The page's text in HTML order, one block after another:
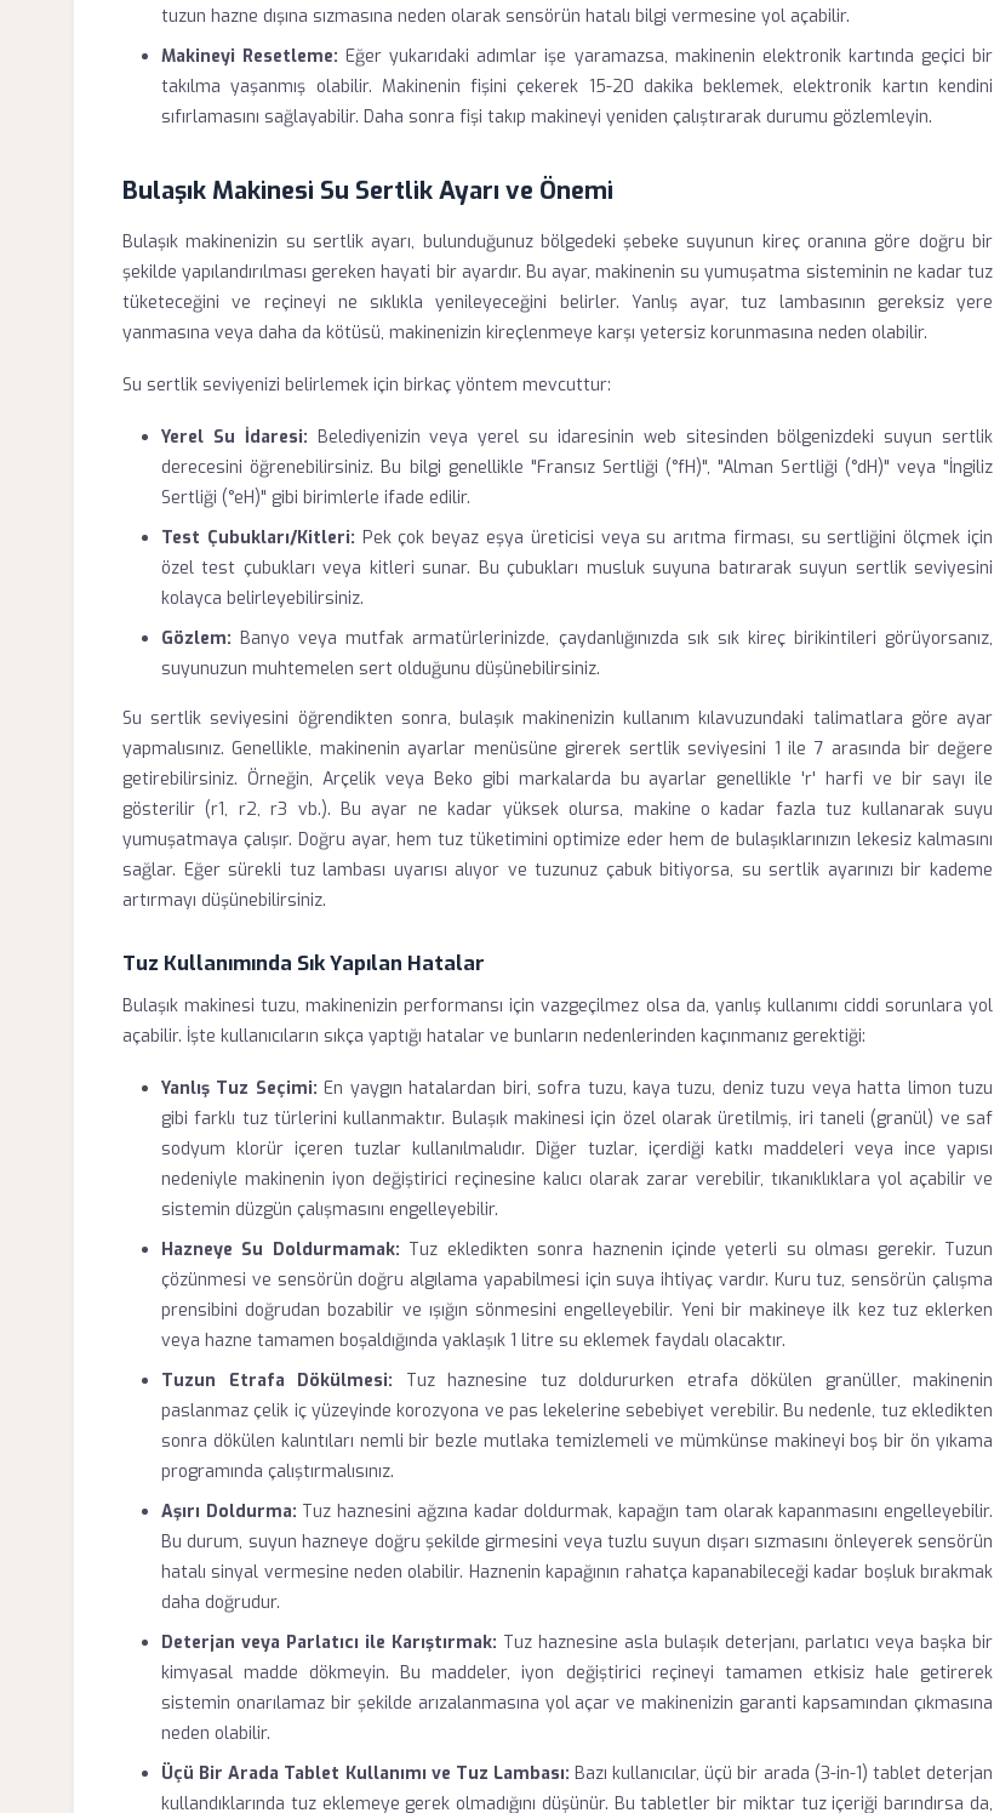
tuzun hazne dışına sızmasına neden olarak sensörün hatalı bilgi vermesine yol açabilir.
Makineyi Resetleme: Eğer yukarıdaki adımlar işe yaramazsa, makinenin elektronik kartında geçici bir
takılma yaşanmış olabilir. Makinenin fişini çekerek 15-20 dakika beklemek, elektronik kartın kendini
sıfırlamasını sağlayabilir. Daha sonra fişi takıp makineyi yeniden çalıştırarak durumu gözlemleyin.
Bulaşık Makinesi Su Sertlik Ayarı ve Önemi
Bulaşık makinenizin su sertlik ayarı, bulunduğunuz bölgedeki şebeke suyunun kireç oranına göre doğru bir
şekilde yapılandırılması gereken hayati bir ayardır. Bu ayar, makinenin su yumuşatma sisteminin ne kadar tuz
tüketeceğini ve reçineyi ne sıklıkla yenileyeceğini belirler. Yanlış ayar, tuz lambasının gereksiz yere
yanmasına veya daha da kötüsü, makinenizin kireçlenmeye karşı yetersiz korunmasına neden olabilir.
Su sertlik seviyenizi belirlemek için birkaç yöntem mevcuttur:
Yerel Su İdaresi: Belediyenizin veya yerel su idaresinin web sitesinden bölgenizdeki suyun sertlik
derecesini öğrenebilirsiniz. Bu bilgi genellikle "Fransız Sertliği (°fH)", "Alman Sertliği (°dH)" veya "İngiliz
Sertliği (°eH)" gibi birimlerle ifade edilir.
Test Çubukları/Kitleri: Pek çok beyaz eşya üreticisi veya su arıtma firması, su sertliğini ölçmek için
özel test çubukları veya kitleri sunar. Bu çubukları musluk suyuna batırarak suyun sertlik seviyesini
kolayca belirleyebilirsiniz.
Gözlem: Banyo veya mutfak armatürlerinizde, çaydanlığınızda sık sık kireç birikintileri görüyorsanız,
suyunuzun muhtemelen sert olduğunu düşünebilirsiniz.
Su sertlik seviyesini öğrendikten sonra, bulaşık makinenizin kullanım kılavuzundaki talimatlara göre ayar
yapmalısınız. Genellikle, makinenin ayarlar menüsüne girerek sertlik seviyesini 1 ile 7 arasında bir değere
getirebilirsiniz. Örneğin, Arçelik veya Beko gibi markalarda bu ayarlar genellikle 'r' harfi ve bir sayı ile
gösterilir (r1, r2, r3 vb.). Bu ayar ne kadar yüksek olursa, makine o kadar fazla tuz kullanarak suyu
yumuşatmaya çalışır. Doğru ayar, hem tuz tüketimini optimize eder hem de bulaşıklarınızın lekesiz kalmasını
sağlar. Eğer sürekli tuz lambası uyarısı alıyor ve tuzunuz çabuk bitiyorsa, su sertlik ayarınızı bir kademe
artırmayı düşünebilirsiniz.
Tuz Kullanımında Sık Yapılan Hatalar
Bulaşık makinesi tuzu, makinenizin performansı için vazgeçilmez olsa da, yanlış kullanımı ciddi sorunlara yol
açabilir. İşte kullanıcıların sıkça yaptığı hatalar ve bunların nedenlerinden kaçınmanız gerektiği:
Yanlış Tuz Seçimi: En yaygın hatalardan biri, sofra tuzu, kaya tuzu, deniz tuzu veya hatta limon tuzu
gibi farklı tuz türlerini kullanmaktır. Bulaşık makinesi için özel olarak üretilmiş, iri taneli (granül) ve saf
sodyum klorür içeren tuzlar kullanılmalıdır. Diğer tuzlar, içerdiği katkı maddeleri veya ince yapısı
nedeniyle makinenin iyon değiştirici reçinesine kalıcı olarak zarar verebilir, tıkanıklıklara yol açabilir ve
sistemin düzgün çalışmasını engelleyebilir.
Hazneye Su Doldurmamak: Tuz ekledikten sonra haznenin içinde yeterli su olması gerekir. Tuzun
çözünmesi ve sensörün doğru algılama yapabilmesi için suya ihtiyaç vardır. Kuru tuz, sensörün çalışma
prensibini doğrudan bozabilir ve ışığın sönmesini engelleyebilir. Yeni bir makineye ilk kez tuz eklerken
veya hazne tamamen boşaldığında yaklaşık 1 litre su eklemek faydalı olacaktır.
Tuzun Etrafa Dökülmesi: Tuz haznesine tuz doldururken etrafa dökülen granüller, makinenin
paslanmaz çelik iç yüzeyinde korozyona ve pas lekelerine sebebiyet verebilir. Bu nedenle, tuz ekledikten
sonra dökülen kalıntıları nemli bir bezle mutlaka temizlemeli ve mümkünse makineyi boş bir ön yıkama
programında çalıştırmalısınız.
Aşırı Doldurma: Tuz haznesini ağzına kadar doldurmak, kapağın tam olarak kapanmasını engelleyebilir.
Bu durum, suyun hazneye doğru şekilde girmesini veya tuzlu suyun dışarı sızmasını önleyerek sensörün
hatalı sinyal vermesine neden olabilir. Haznenin kapağının rahatça kapanabileceği kadar boşluk bırakmak
daha doğrudur.
Deterjan veya Parlatıcı ile Karıştırmak: Tuz haznesine asla bulaşık deterjanı, parlatıcı veya başka bir
kimyasal madde dökmeyin. Bu maddeler, iyon değiştirici reçineyi tamamen etkisiz hale getirerek
sistemin onarılamaz bir şekilde arızalanmasına yol açar ve makinenizin garanti kapsamından çıkmasına
neden olabilir.
Üçü Bir Arada Tablet Kullanımı ve Tuz Lambası: Bazı kullanıcılar, üçü bir arada (3-in-1) tablet deterjan
kullandıklarında tuz eklemeye gerek olmadığını düşünür. Bu tabletler bir miktar tuz içeriği barındırsa da,